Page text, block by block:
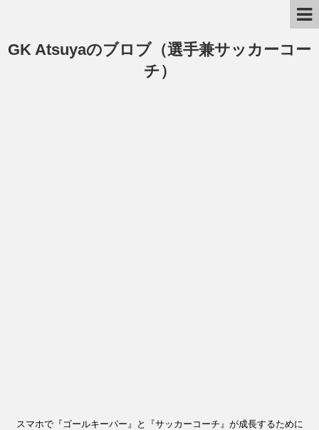
GK Atsuyaのブロブ（選手兼サッカーコー
チ）
スマホで『ゴールキーパー』と『サッカーコーチ』が成長するために